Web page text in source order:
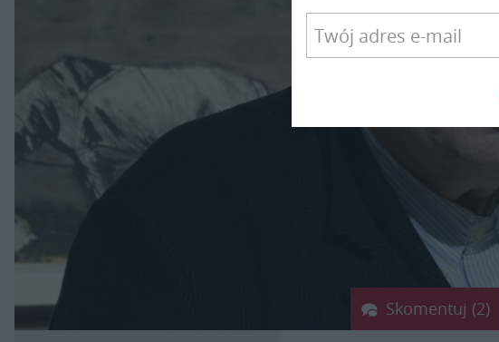
Skomentuj (2)